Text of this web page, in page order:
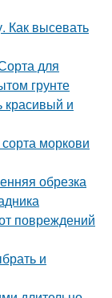
Как высевать
для
грунте
красивый и
моркови
обрезка
повреждений
и